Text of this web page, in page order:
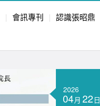
會訊專刊 認識張昭鼎
2026
04月22日